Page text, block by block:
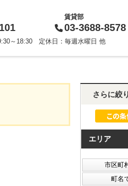
賃貸部
03-3688-8578
～18:30 定休日：毎週水曜日 他
さらに絞
エリア